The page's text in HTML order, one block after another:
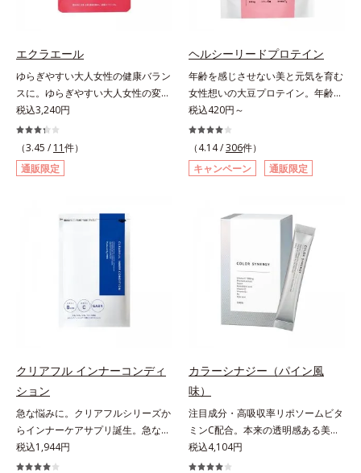
エクラエール
ゆらぎやすい大人女性の健康バラン
スに。ゆらぎやすい大人女性の変化
に寄り添うサプリメントです。2粒
に、女性の心強い味方である大豆イ
ソフラボン55mg(*1)と、金のユー
グレナ®(*2)250mgを配合しまし
た。フランス語で「輝き」を意味す
も自分らしく楽しみたいと立ち止ま
を、商品名に込めました。*1 アグ
リコン換算28mg*2 ユーグレナグラ
シリス粉末 金のユーグレナは株式
会社神鋼環境ソリューションの登録
商標です。
税込3,240円
（3.45 / 11件）
通販限定
ヘルシーリードプロテイン
年齢を感じさせない美と元気を育む
女性想いの大豆プロテイン。年齢を
感じさせない美と元気を育む、女性
想いの大豆プロテインです。1杯で
不足しがちなたんぱく質を補えま
す。大人女性の食習慣に基づき質と
量を考え、更年世代の女性に人気の
（大豆由来の植物性たんぱく質）を
採用しました。吸収が穏やかで、腹
持ちがいいのもポイントです。体を
作る材料であるたんぱく質12g(*1)
をメインに、美を引き出すコラーゲ
ン5,000mgも配合。さらにリズムを
支える鉄分やビタミン6種(*2)、食
物繊維など、女性が不足しがちな栄
美を総合的に支えます。甘さ控えめ
のカフェオレ味、濃厚な抹茶味の2
味展開。プロテイン独特のにおいや
クセが少なく、水に溶けやすいの
で、手軽においしくたんぱく質を摂
れます。*1 1杯分（約27g）当り。
コラーゲン含む。*2 ビタミンB1、
税込420円～
（4.14 /306件）
キャンペーン
通販限定
クリアフル インナーコンディ
ション
急な悩みに。クリアフルシリーズか
らインナーケアサプリ誕生。急な悩
みに。ケアに行き詰まったすべての
女性に送る、「クリアフルシリー
税込1,944円
カラーシナジー（パイン風
味）
注目成分・高吸収率リポソームビタ
ミンC配合。本来の透明感ある美し
さを目指す美容サプリメント。みん
なが目指す美しさのゴールは、透明
税込4,104円